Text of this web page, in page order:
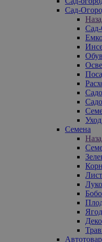
Сад-
Семена